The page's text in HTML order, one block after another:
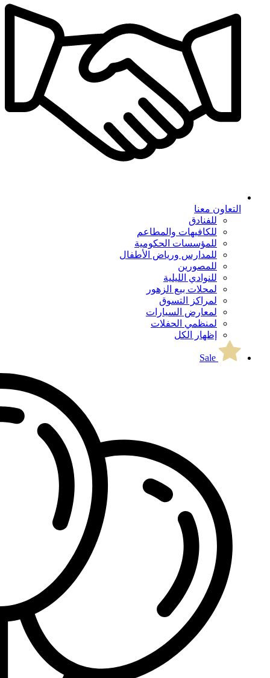
التعاون معنا
للفنادق
للكافيهات والمطاعم
للمؤسسات الحكومية
للمدارس ورياض الأطفال
للمصورين
للنوادي الليلية
لمحلات بيع الزهور
لمراكز التسوق
لمعارض السيارات
لمنظمي الحفلات
إظهار الكل